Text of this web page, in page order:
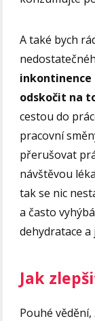
A také bych
inkontinence
odskočit na
cestou do
pracovní
přerušovat
návštěvou
tak se nic
a často
dehydratace a
Jak
Pouhé